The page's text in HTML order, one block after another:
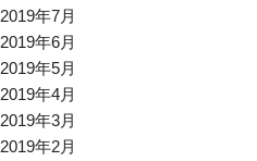
2019年7月
2019年6月
2019年5月
2019年4月
2019年3月
2019年2月